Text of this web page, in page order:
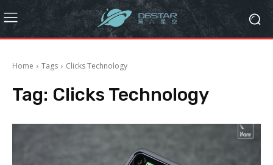
Home Tags Clicks Technology
Tag: Clicks Technology